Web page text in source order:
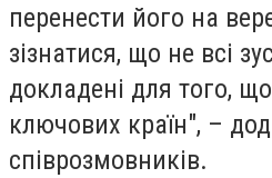
перенести його на
зізнатися, що не всі
докладені для того,
ключових країн", –
співрозмовників.